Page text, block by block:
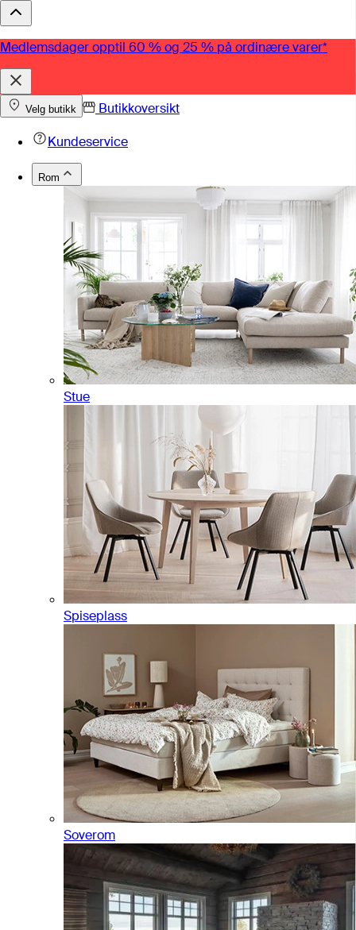
Medlemsdager opptil 60 % og 25 % på ordinære varer*
Velg butikk
Butikkoversikt
Kundeservice
Rom
Stue
Spiseplass
Soverom